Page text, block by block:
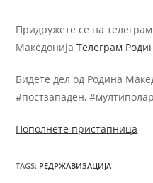
Придружете се на
МакедонијаТелеграм
Бидете дел од Родина
#постзападен,
Пополнете пристапница
TAGS: РЕДРЖАВИЗАЦИЈА